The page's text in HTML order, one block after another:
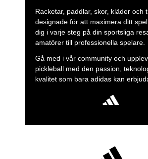
Racketar, paddlar, skor, kläder och
designade för att maximera ditt
dig i varje steg på din sportsliga
amatörer till professionella spelare.
Gå med i vår community och
pickleball med den passion,
kvalitet som bara adidas kan